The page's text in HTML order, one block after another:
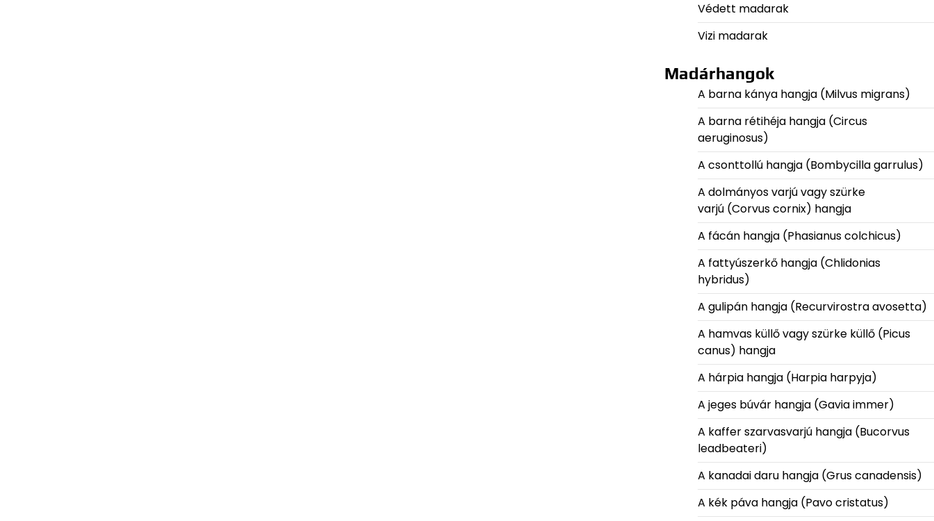
Védett madarak
Vizi madarak
Madárhangok
A barna kánya hangja (Milvus migrans)
A barna rétihéja hangja (Circus
aeruginosus)
A csonttollú hangja (Bombycilla garrulus)
A dolmányos varjú vagy szürke
varjú (Corvus cornix) hangja
A fácán hangja (Phasianus colchicus)
A fattyúszerkő hangja (Chlidonias
hybridus)
A gulipán hangja (Recurvirostra avosetta)
A hamvas küllő vagy szürke küllő (Picus
canus) hangja
A hárpia hangja (Harpia harpyja)
A jeges búvár hangja (Gavia immer)
A kaffer szarvasvarjú hangja (Bucorvus
leadbeateri)
A kanadai daru hangja (Grus canadensis)
A kék páva hangja (Pavo cristatus)